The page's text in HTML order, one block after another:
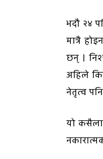
भदौ २४
मात्रै
छन् ।
अहिले
नेतृत्व
यो